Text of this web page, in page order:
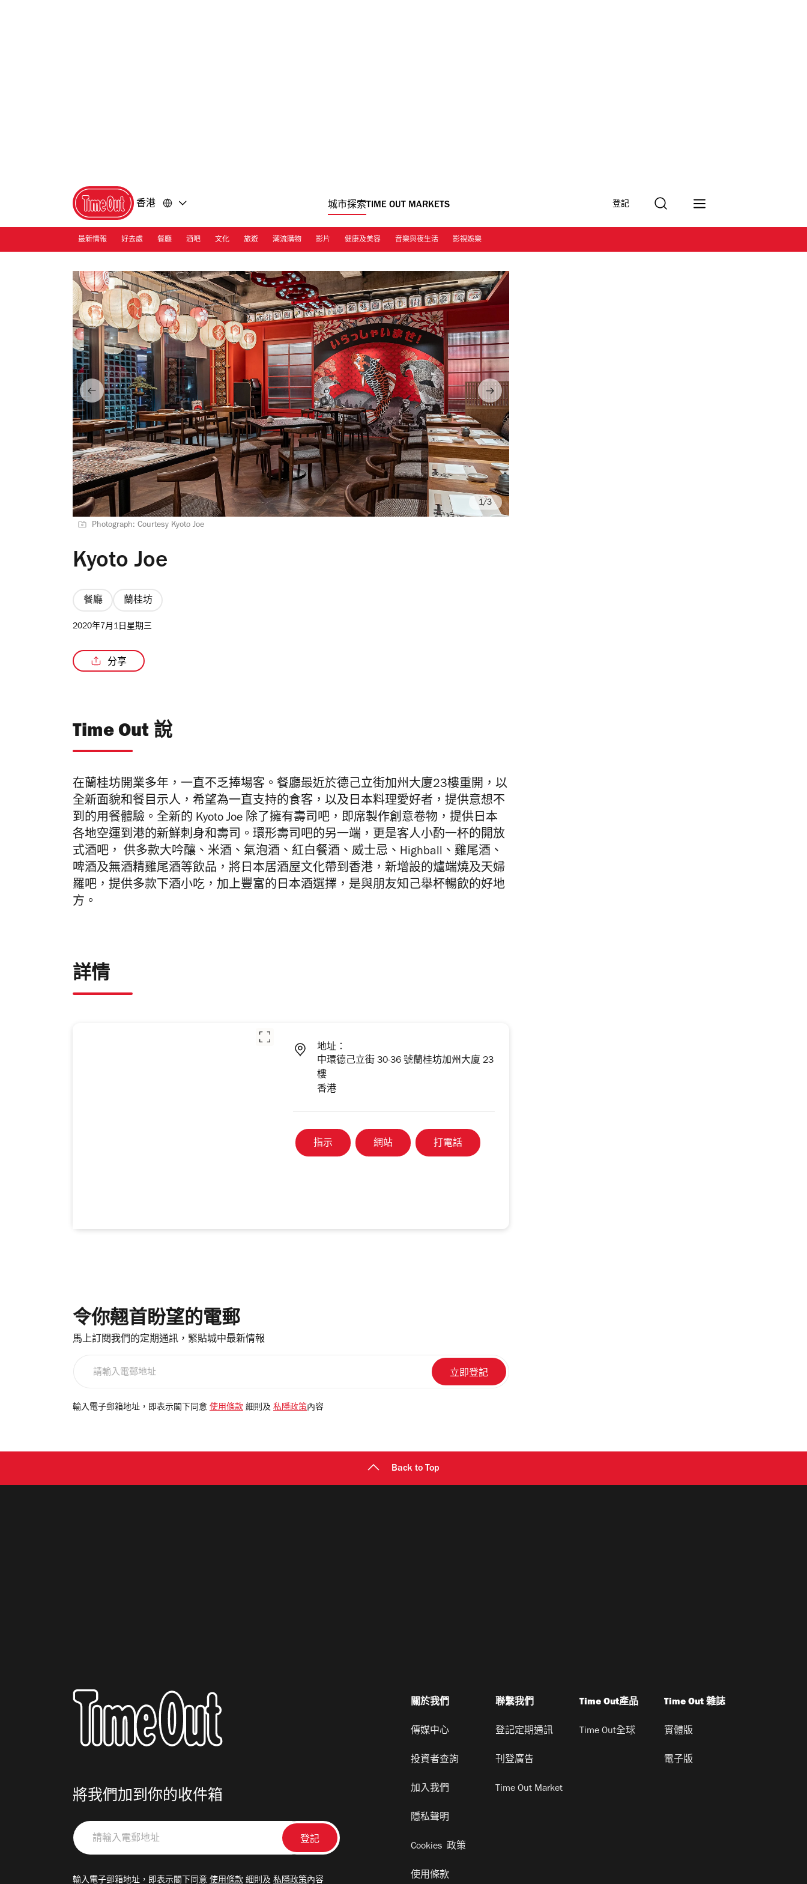
香港 城市探索TIME OUT MARKETS 登記
最新情報 好去處 餐廳 酒吧 文化 旅遊 潮流購物 影片 健康及美容 音樂與夜生活 影視娛樂
Photograph: Courtesy Kyoto Joe
/3
Kyoto Joe
餐廳 蘭桂坊
2020年7月1日星期三
分享
Time Out 說
在蘭桂坊開業多年，一直不乏捧場客。 餐廳最近於德己立街加州大廈23樓重開，以
全新面貌和餐目示人，希望為一直支持的食客，以及日本料理愛好者，提供意想不
到的用餐體驗。 全新的 Kyoto Joe 除了擁有壽司吧，即席製作創意卷物，提供日本
各地空運到港的新鮮刺身和壽司。環形壽司吧的另一端，更是客人小酌一杯的開放
式酒吧， 供多款大吟釀、米酒、氣泡酒、紅白餐酒、威士忌、Highball、雞尾酒、
啤酒及無酒精雞尾酒等飲品， 將日本居酒屋文化帶到香港，新增設的爐端燒及天婦
羅吧，提供多款下酒小吃，加上豐富的日本酒選擇，是與朋友知己舉杯暢飲的好地
方。
詳情
地址：
中環德己立街 30-36 號蘭桂坊加州大廈 23
樓
香港
指示 網站 打電話
令你翹首盼望的電郵
馬上訂閱我們的定期通訊，緊貼城中最新情報
電
輸入電子郵箱地址，即表示閣下同意 使用條款 細則及 私隱政策 內容
Back to Top
將我們加到你的收件箱
請
輸
輸入電子郵箱地址，即表示閣下同意 使用條款 細則及 私隱政策內容
關於我們
傳媒中心
投資者查詢
加入我們
隱私聲明
Cookies 政策
使用條款
聯繫我們
登記定期通訊
刊登廣告
Time Out Market
Time Out產品
Time Out全球
Time Out 雜誌
實體版
電子版